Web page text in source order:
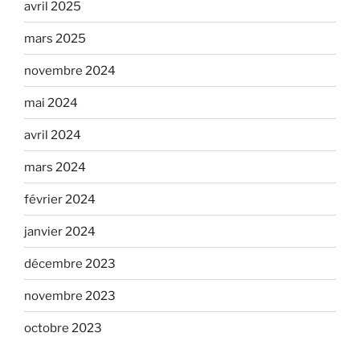
avril 2025
mars 2025
novembre 2024
mai 2024
avril 2024
mars 2024
février 2024
janvier 2024
décembre 2023
novembre 2023
octobre 2023